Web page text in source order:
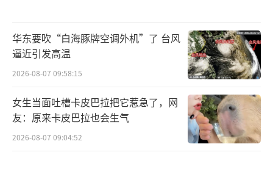
华东要吹“白海豚牌空调外机”了 台风
逼近引发高温
2026-08-07 09:58:15
女生当面吐槽卡皮巴拉把它惹急了，网
友：原来卡皮巴拉也会生气
2026-08-07 09:04:52